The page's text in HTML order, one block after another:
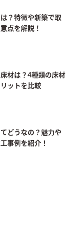
？特徴や新築で取
点を解説！
材は？4種類の床材
ットを比較
どうなの？魅力や
事例を紹介！